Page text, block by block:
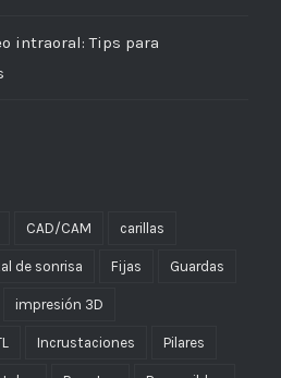
intraoral: Tips para
CAD/CAM carillas
de sonrisa Fijas Guardas
impresión 3D
Incrustaciones Pilares